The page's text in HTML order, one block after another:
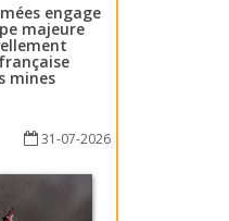
engage
majeure
mines
31-07-2026